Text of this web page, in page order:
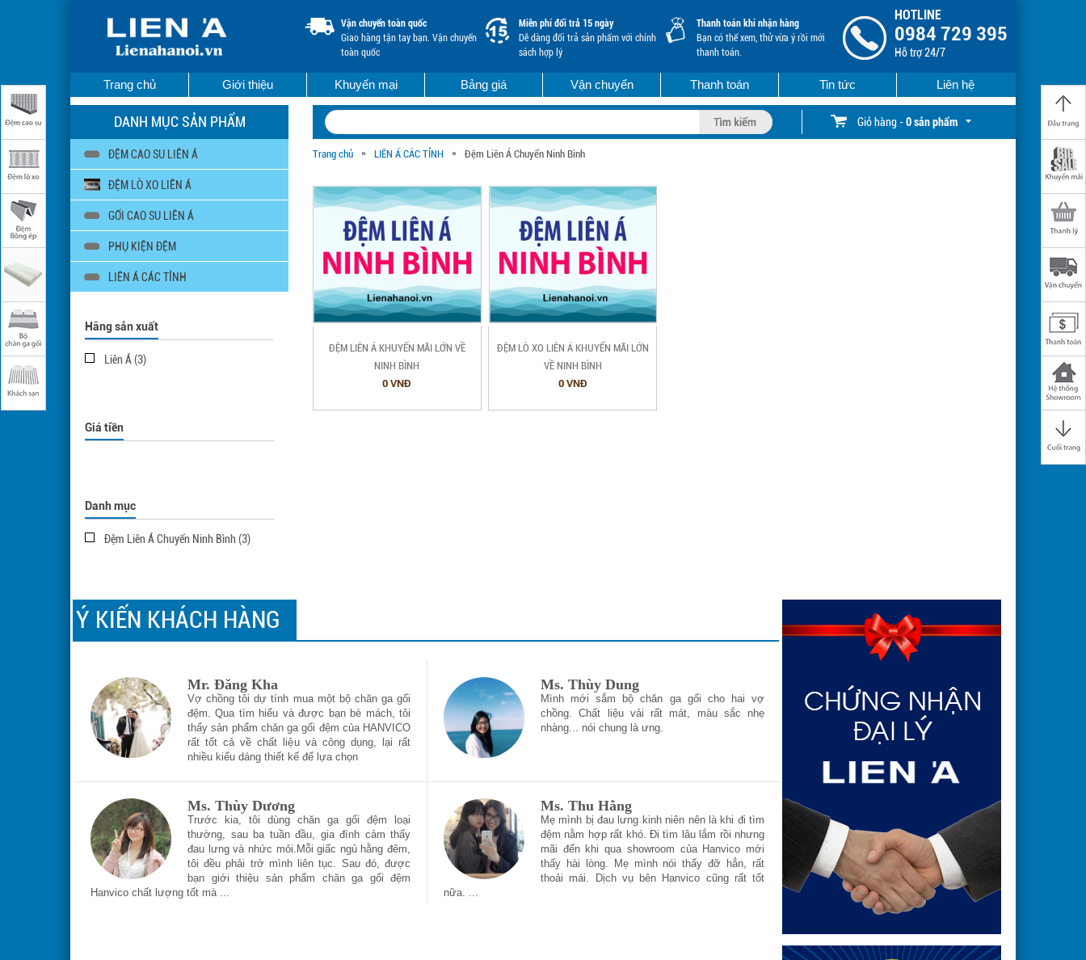
Vận chuyển toàn quốc
Giao hàng tận tay bạn. Vận chuyển
toàn quốc
Miễn phí đổi trả 15 ngày
Dễ dàng đổi trả sản phẩm với chính
sách hợp lý
Thanh toán khi nhận hàng
Bạn có thể xem, thử vừa ý rồi mới
thanh toán.
HOTLINE
0984 729 395
Hỗ trợ 24/7
Trang chủ Giới thiệu Khuyến mại Bảng giá Vận chuyển Thanh toán Tin tức Liên hệ
DANH MỤC SẢN PHẨM
ĐỆM CAO SU LIÊN Á
ĐỆM LÒ XO LIÊN Á
GỐI CAO SU LIÊN Á
PHỤ KIỆN ĐỆM
LIÊN Á CÁC TỈNH
Hãng sản xuất
Liên Á (3)
Giá tiền
Danh mục
Đệm Liên Á Chuyển Ninh Bình (3)
Giỏ hàng -0 sản phẩm
Trang chủ » LIÊN Á CÁC TỈNH » Đệm Liên Á Chuyển Ninh Bình
ĐỆM LIÊN Á KHUYẾN MÃI LỚN VỀ
NINH BÌNH
0 VNĐ
ĐỆM LÒ XO LIÊN Á KHUYẾN MÃI LỚN
VỀ NINH BÌNH
0 VNĐ
Ý KIẾN KHÁCH HÀNG
Mr. Đăng Kha
Vợ chồng tôi dự tính mua một bộ chăn ga gối
đệm. Qua tìm hiểu và được bạn bè mách, tôi
thấy sản phẩm chăn ga gối đệm của HANVICO
rất tốt cả về chất liệu và công dụng, lại rất
nhiều kiểu dáng thiết kế để lựa chọn
Ms. Thùy Dung
Mình mới sắm bộ chăn ga gối cho hai vợ
chồng. Chất liệu vải rất mát, màu sắc nhẹ
nhàng... nói chung là ưng.
Ms. Thùy Dương
Trước kia, tôi dùng chăn ga gối đệm loại
thường, sau ba tuần đầu, gia đình cảm thấy
đau lưng và nhức mỏi.Mỗi giấc ngủ hằng đêm,
tôi đều phải trở mình liên tục. Sau đó, được
bạn giới thiệu sản phẩm chăn ga gối đệm
Hanvico chất lượng tốt mà ...
Ms. Thu Hằng
Mẹ mình bị đau lưng kinh niên nên là khi đi tìm
đệm nằm hợp rất khó. Đi tìm lâu lắm rồi nhưng
mãi đến khi qua showroom của Hanvico mới
thấy hài lòng. Mẹ mình nói thấy đỡ hẳn, rất
thoải mái. Dịch vụ bên Hanvico cũng rất tốt
nữa. ...
Mr. Đăng Kha
Vợ chồng tôi dự tính mua một bộ chăn
đệm. Qua tìm hiểu và được bạn bè
thấy sản phẩm chăn ga gối đệm của
rất tốt cả về chất liệu và công
Ms. Thùy Dương
Trước kia, tôi dùng chăn ga gối
thường, sau ba tuần đầu, gia đình
đau lưng và nhức mỏi.Mỗi giấc ngủ
tôi đều phải trở mình liên tục. Sau
bạn giới thiệu sản phẩm chăn ga
Hanvico chất lượng tốt mà ...